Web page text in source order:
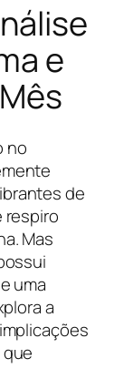
e
no
de
respiro
Mas
uma
a